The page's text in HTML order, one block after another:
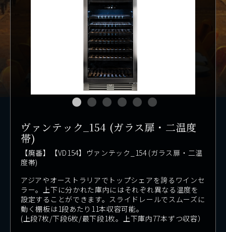
ヴァンテック_154 (ガラス扉・二温度
帯)
【廃番】【VD154】ヴァンテック_154 (ガラス扉・二温
度帯)
アジアやオーストラリアでトップシェアを誇るワインセ
ラー。上下に分かれた庫内にはそれぞれ異なる温度を
設定することができます。スライドレールでスムーズに
動く棚板は1段あたり11本収容可能。
(上段7枚/下段6枚/最下段1枚。上下庫内77本ずつ収容）